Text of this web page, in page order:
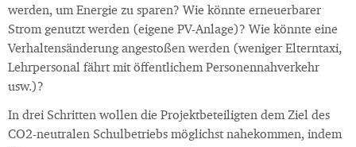
werden, um Energie zu sparen? Wie könnte erneuerbarer
Strom genutzt werden (eigene PV-Anlage)? Wie könnte eine
Verhaltensänderung angestoßen werden (weniger Elterntaxi,
Lehrpersonal fährt mit öffentlichem Personennahverkehr
usw.)?
In drei Schritten wollen die Projektbeteiligten dem Ziel des
CO2-neutralen Schulbetriebs möglichst nahekommen, indem